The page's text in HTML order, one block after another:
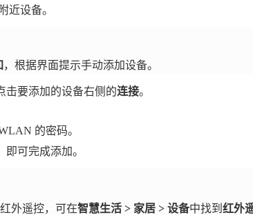
近设备。
，根据界面提示手动添加设备。
击要添加的设备右侧的连接。
的密码。
即可完成添加。
外遥控，可在智慧生活> 家居> 设备中找到 红外